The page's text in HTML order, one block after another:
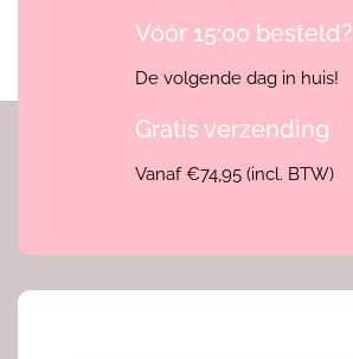
Vóór 15:00 besteld?
De volgende dag in huis!
Gratis verzending
Vanaf €74,95 (incl. BTW)